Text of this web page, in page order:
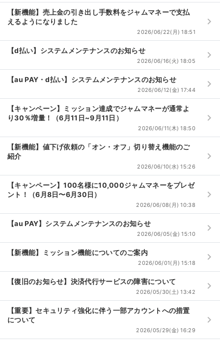
【新機能】売上金の引き出し手数料をジャムマネーで支払
えるようになりました
2026/06/22(月) 18:51
keyboard_arrow_right
【d払い】システムメンテナンスのお知らせ
2026/06/16(火) 18:05 keyboard_arrow_right
【au PAY・d払い】システムメンテナンスのお知らせ
2026/06/12(金) 17:44 keyboard_arrow_right
【キャンペーン】ミッション達成でジャムマネーが通常よ
り30％増量！（6月11日~9月11日）
2026/06/11(木) 18:50
keyboard_arrow_right
【新機能】値下げ依頼の「オン・オフ」切り替え機能のご
紹介
2026/06/10(水) 15:26
keyboard_arrow_right
【キャンペーン】100名様に10,000ジャムマネーをプレゼ
ント！（6月8日〜6月30日）
2026/06/08(月) 10:38
keyboard_arrow_right
【au PAY】システムメンテナンスのお知らせ
2026/06/05(金) 15:10 keyboard_arrow_right
【新機能】ミッション機能についてのご案内
2026/06/01(月) 15:18 keyboard_arrow_right
【復旧のお知らせ】決済代行サービスの障害について
2026/05/30(土) 13:42 keyboard_arrow_right
【重要】セキュリティ強化に伴う一部アカウントへの措置
について
2026/05/29(金) 16:29
keyboard_arrow_right